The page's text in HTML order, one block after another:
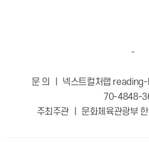
-
문 의 ㅣ 넥스트컬처랩
70-4848-
주최주관 ㅣ 문화체육관광부